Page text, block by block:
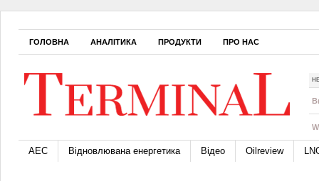
ГОЛОВНА АНАЛІТИКА ПРОДУКТИ ПРО НАС
АЕС Відновлювана енергетика Відео Oilreview